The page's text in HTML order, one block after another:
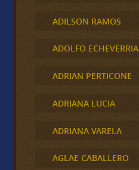
ADILSON RAMOS
ADOLFO ECHEVERRIA
ADRIAN PERTICONE
ADRIANA LUCIA
ADRIANA VARELA
AGLAE CABALLERO